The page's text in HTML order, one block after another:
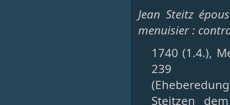
Jean Steitz
menuisier :
1740 (1.4.),
239
Steitzen